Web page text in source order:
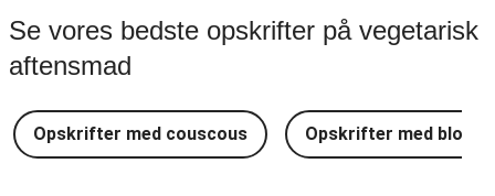
Se vores bedste opskrifter på vegetarisk
aftensmad
Opskrifter med couscous Opskrifter med